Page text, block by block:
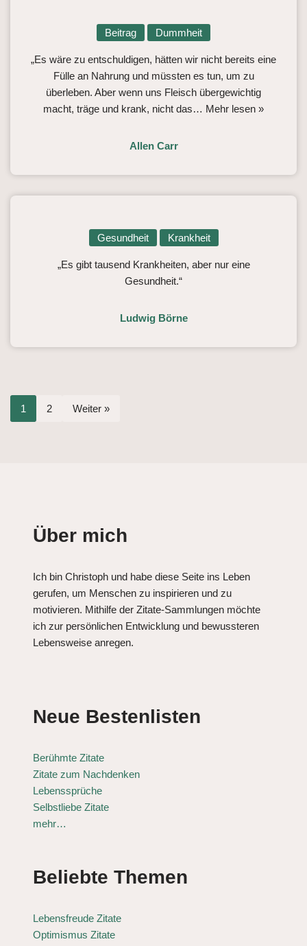
Beitrag Dummheit
„Es wäre zu entschuldigen, hätten wir nicht bereits eine
Fülle an Nahrung und müssten es tun, um zu
überleben. Aber wenn uns Fleisch übergewichtig
macht, träge und krank, nicht das… Mehr lesen »
Allen Carr
Gesundheit Krankheit
„Es gibt tausend Krankheiten, aber nur eine
Gesundheit.“
Ludwig Börne
1 2 Weiter »
Über mich
Ich bin Christoph und habe diese Seite ins Leben
gerufen, um Menschen zu inspirieren und zu
motivieren. Mithilfe der Zitate-Sammlungen möchte
ich zur persönlichen Entwicklung und bewussteren
Lebensweise anregen.
Neue Bestenlisten
Berühmte Zitate
Zitate zum Nachdenken
Lebenssprüche
Selbstliebe Zitate
mehr…
Beliebte Themen
Lebensfreude Zitate
Optimismus Zitate